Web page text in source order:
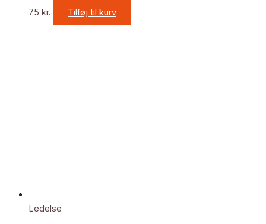
75 kr. Tilføj til kurv
Ledelse